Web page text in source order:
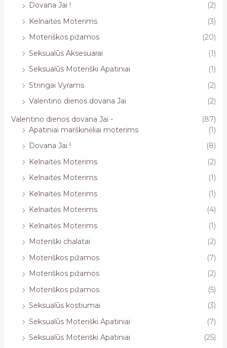
Dovana Jai !
(2)
Kelnaitės Moterims
(3)
Moteriškos pižamos
(20)
Seksualūs Aksesuarai
(1)
Seksualūs Moteriški Apatiniai
(1)
Stringai Vyrams
(2)
Valentino dienos dovana Jai
(2)
Valentino dienos dovana Jai -
(87)
Apatiniai marškinėliai moterims
(1)
Dovana Jai !
(8)
Kelnaitės Moterims
(2)
Kelnaitės Moterims
(1)
Kelnaitės Moterims
(1)
Kelnaitės Moterims
(4)
Kelnaitės Moterims
(1)
Moteriški chalatai
(2)
Moteriškos pižamos
(7)
Moteriškos pižamos
(2)
Moteriškos pižamos
(5)
Seksualūs kostiumai
(3)
Seksualūs Moteriški Apatiniai
(7)
Seksualūs Moteriški Apatiniai
(25)